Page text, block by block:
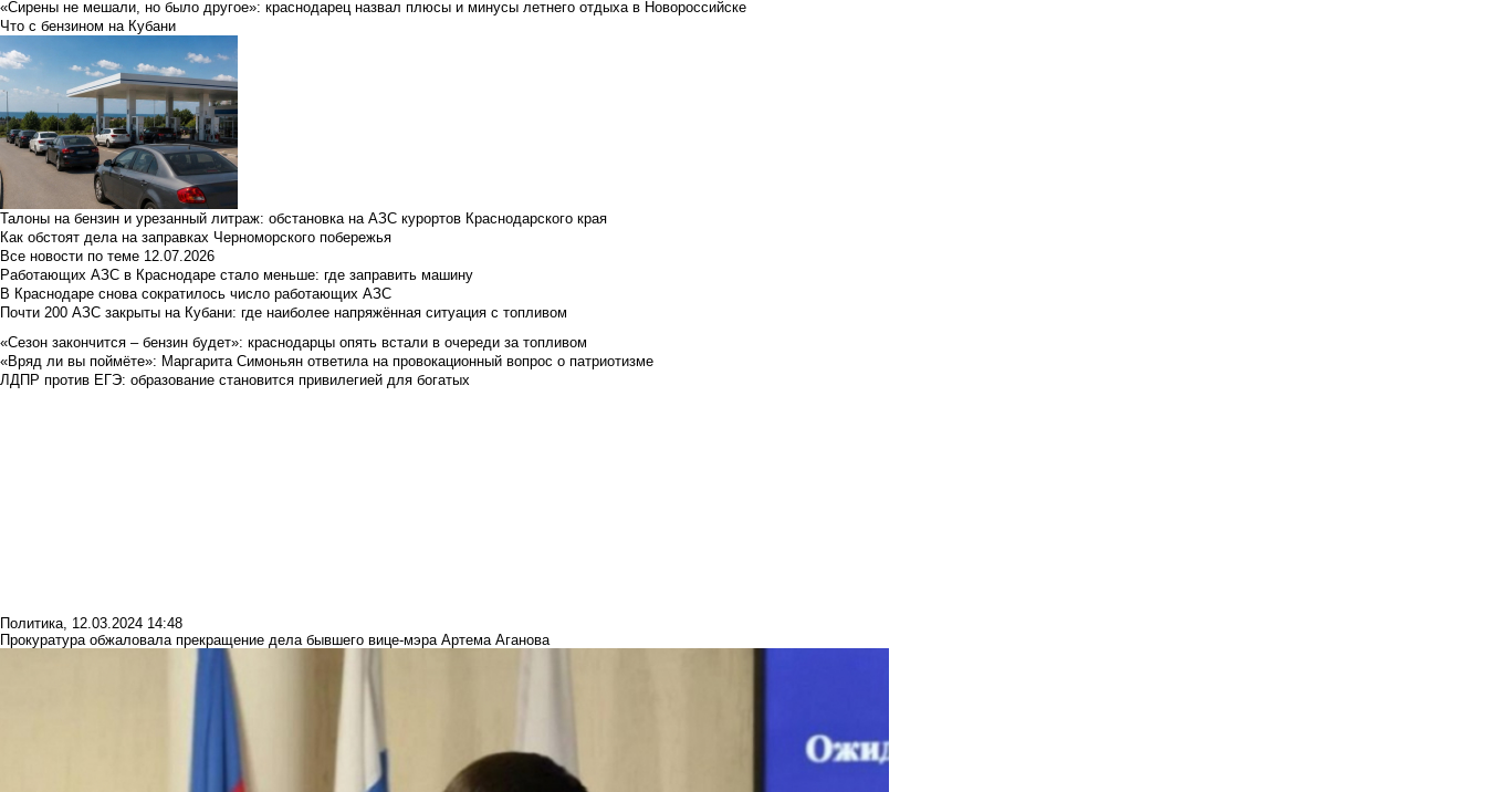
«Сирены не мешали, но было другое»: краснодарец назвал плюсы и минусы летнего отдыха в Новороссийске
Что с бензином на Кубани
Талоны на бензин и урезанный литраж: обстановка на АЗС курортов Краснодарского края
Как обстоят дела на заправках Черноморского побережья
Все новости по теме 12.07.2026
Работающих АЗС в Краснодаре стало меньше: где заправить машину
В Краснодаре снова сократилось число работающих АЗС
Почти 200 АЗС закрыты на Кубани: где наиболее напряжённая ситуация с топливом
«Сезон закончится – бензин будет»: краснодарцы опять встали в очереди за топливом
«Вряд ли вы поймёте»: Маргарита Симоньян ответила на провокационный вопрос о патриотизме
ЛДПР против ЕГЭ: образование становится привилегией для богатых
Политика, 12.03.2024 14:48
Прокуратура обжаловала прекращение дела бывшего вице-мэра Артема Аганова